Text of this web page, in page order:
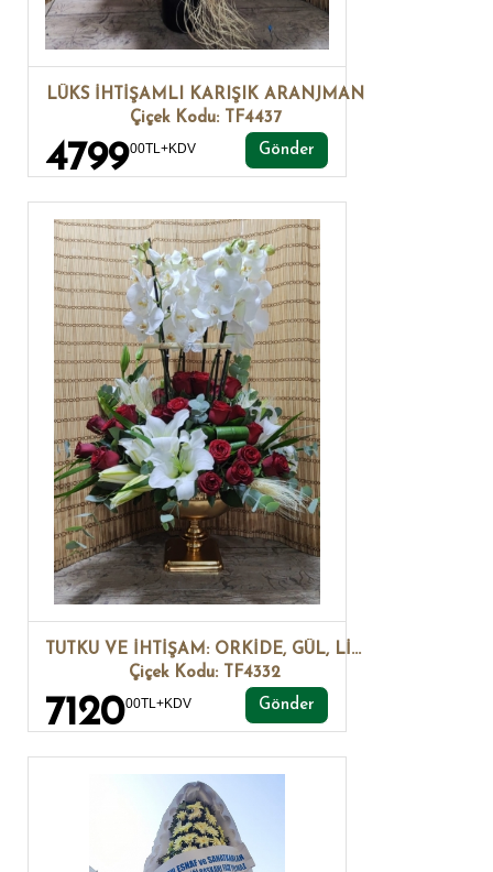
LÜKS İHTİŞAMLI KARIŞIK ARANJMAN
Çiçek Kodu: TF4437
479900TL+KDV Gönder
TUTKU VE İHTİŞAM: ORKİDE, GÜL, LİLYUM ARANJMANI.
Çiçek Kodu: TF4332
712000TL+KDV Gönder